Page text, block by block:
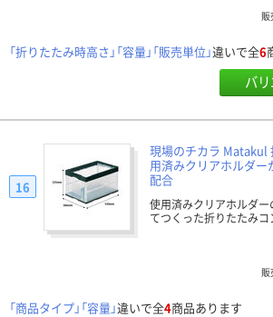
販
「折りたたみ時高さ」「容量」「販売単位」違いで全6
バ
現場のチカラ Matakul
用済みクリアホルダ
配合
使用済みクリアホルダ
てつくった折りたたみコ
16
販
「商品タイプ」「容量」違いで全4商品あります